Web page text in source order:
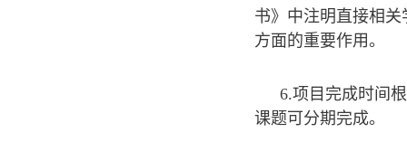
书》中注明直接相
方面的重要作用。
6.项目完成时间
课题可分期完成。